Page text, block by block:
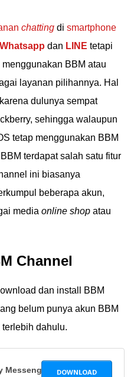
chatting di smartphone
Whatsapp dan LINE tetapi
BBM atau
layanan pilihannya. Hal
dulunya sempat
sehingga walaupun
tetap menggunakan BBM
terdapat salah satu fitur
ini biasanya
beberapa akun,
media online shop atau
Channel
dan install BBM
belum punya akun BBM
dahulu.
Messenger DOWNLOAD